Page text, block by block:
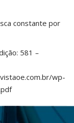
constante por
581 –
wp-